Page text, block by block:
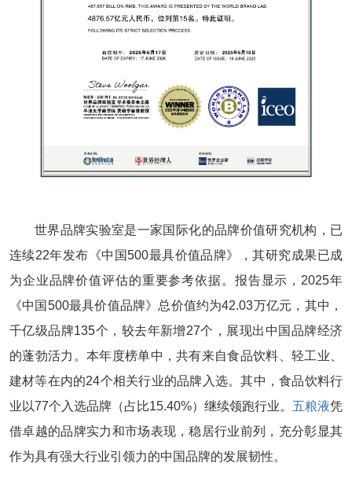
世界品牌实验室是一家国际化的品牌价值研究机构，已
连续22年发布《中国500最具价值品牌》，其研究成果已成
为企业品牌价值评估的重要参考依据。报告显示，2025年
《中国500最具价值品牌》总价值约为42.03万亿元，其中，
千亿级品牌135个，较去年新增27个，展现出中国品牌经济
的蓬勃活力。本年度榜单中，共有来自食品饮料、轻工业、
建材等在内的24个相关行业的品牌入选。其中，食品饮料行
业以77个入选品牌（占比15.40%）继续领跑行业。 五粮液凭
借卓越的品牌实力和市场表现，稳居行业前列，充分彰显其
作为具有强大行业引领力的中国品牌的发展韧性。